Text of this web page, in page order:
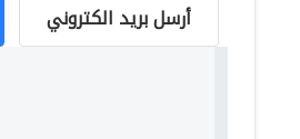
أرسل بريد الكتروني